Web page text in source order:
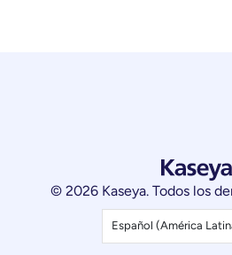
© 2026 Kaseya. Todos los
Español (América